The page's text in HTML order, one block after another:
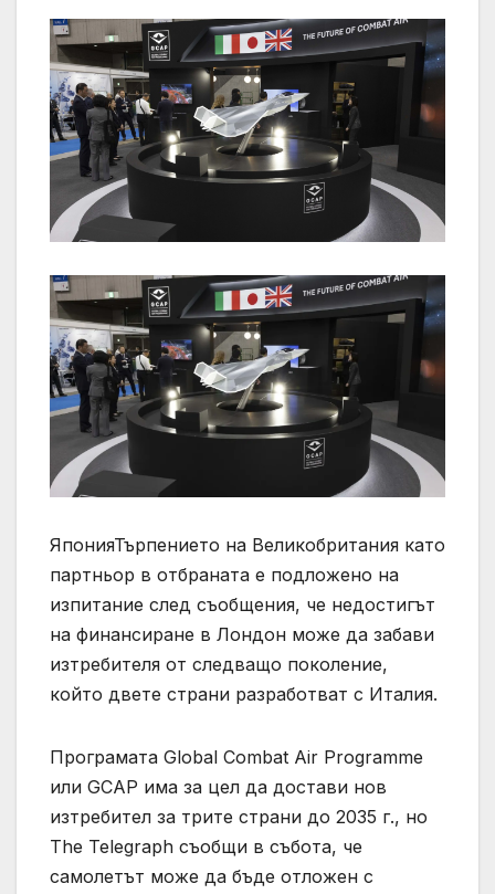
ЯпонияТърпението на Великобритания като
партньор в отбраната е подложено на
изпитание след съобщения, че недостигът
на финансиране в Лондон може да забави
изтребителя от следващо поколение,
който двете страни разработват с Италия.
Програмата Global Combat Air Programme
или GCAP има за цел да достави нов
изтребител за трите страни до 2035 г., но
The Telegraph съобщи в събота, че
самолетът може да бъде отложен с